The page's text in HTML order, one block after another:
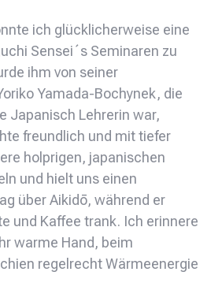
ich glücklicherweise eine
Sensei´s Seminaren zu
ihm von seiner
Yamada-Bochynek, die
Japanisch Lehrerin war,
freundlich und mit tiefer
holprigen, japanischen
und hielt uns einen
über Aikidō, während er
und Kaffee trank. Ich erinnere
warme Hand, beim
regelrecht Wärmeenergie